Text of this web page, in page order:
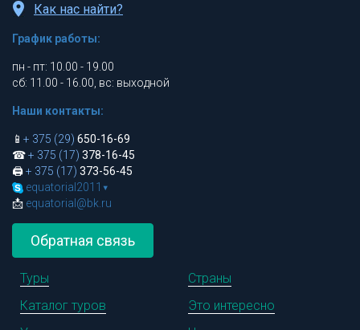
Как нас найти?
График работы:
пн - пт: 10.00 - 19.00
сб: 11.00 - 16.00, вс: выходной
Наши контакты:
📱 + 375 (29) 650-16-69
☎+ 375 (17) 378-16-45
🖨+ 375 (17) 373-56-45
equatorial2011 ▾
📩 equatorial@bk.ru
Обратная связь
Туры
Страны
Каталог туров
Это интересно